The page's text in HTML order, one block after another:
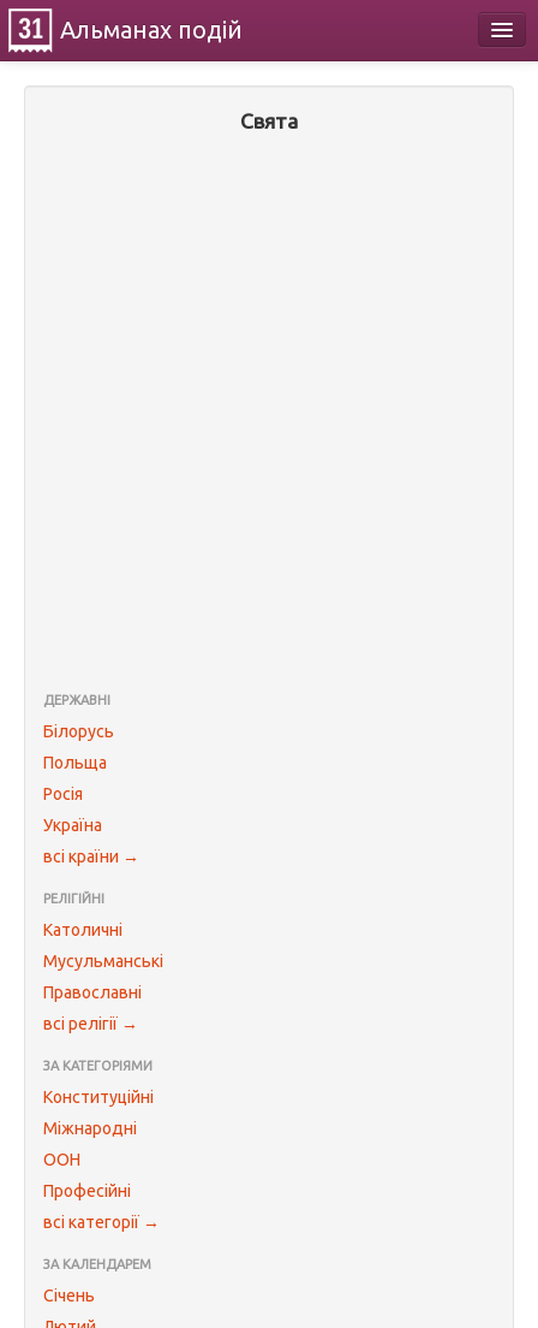
Альманах подій
Свята
ДЕРЖАВНІ
Білорусь
Польща
Росія
Україна
всі країни →
РЕЛІГІЙНІ
Католичні
Мусульманські
Православні
всі релігії →
ЗА КАТЕГОРІЯМИ
Конституційні
Міжнародні
ООН
Професійні
всі категорії →
ЗА КАЛЕНДАРЕМ
Січень